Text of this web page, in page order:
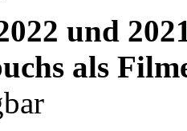
und
als